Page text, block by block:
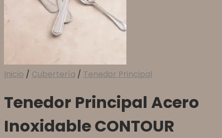
Inicio / Cubertería / Tenedor Principal
Tenedor Principal Acero
Inoxidable CONTOUR